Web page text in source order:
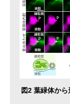
図2 葉緑体か